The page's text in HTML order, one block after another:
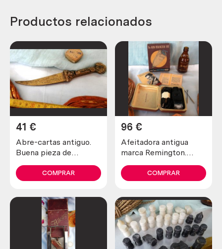
Productos relacionados
Abre-cartas antiguo.
Buena pieza de
41 €
COMPRAR
Afeitadora antigua
marca Remington.
colección
96 €
COMPRAR